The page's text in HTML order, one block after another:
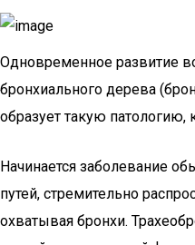
Одновременное развитие
бронхиального дерева
образует такую патологию,
Начинается заболевание
путей, стремительно
охватывая бронхи.